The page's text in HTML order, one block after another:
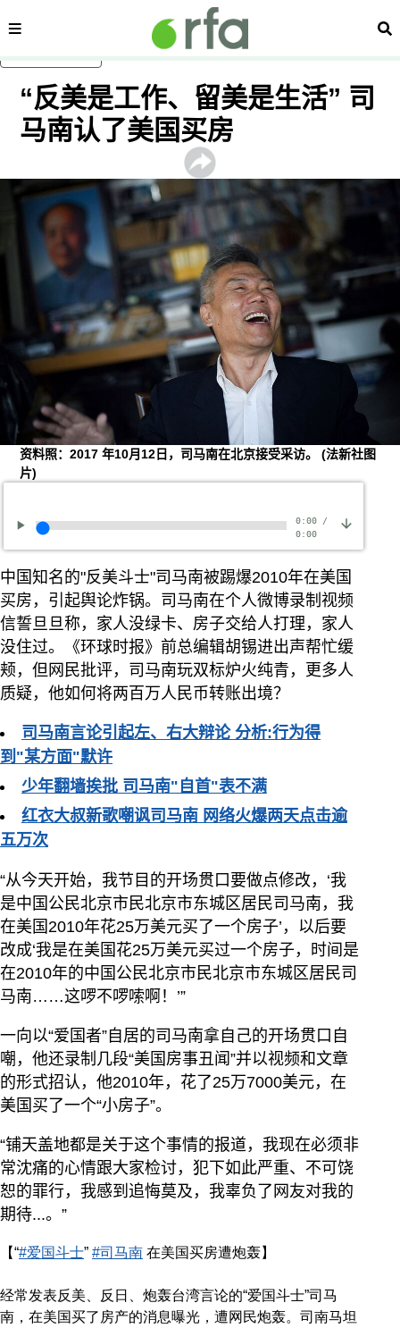
内容分类 搜
“反美是工作、留美是生活” 司
马南认了美国买房
资料照：2017 年10月12日，司马南在北京接受采访。(法新社图
片)
0:00/
0:00
中国知名的"反美斗士"司马南被踢爆2010年在美国
买房，引起舆论炸锅。司马南在个人微博录制视频
信誓旦旦称，家人没绿卡、房子交给人打理，家人
没住过。《环球时报》前总编辑胡锡进出声帮忙缓
颊，但网民批评，司马南玩双标炉火纯青，更多人
质疑，他如何将两百万人民币转账出境？
司马南言论引起左、右大辩论 分析:行为得
到"某方面"默许
少年翻墙挨批 司马南"自首"表不满
红衣大叔新歌嘲讽司马南 网络火爆两天点击逾
五万次
“从今天开始，我节目的开场贯口要做点修改，‘我
是中国公民北京市民北京市东城区居民司马南，我
在美国2010年花25万美元买了一个房子’，以后要
改成‘我是在美国花25万美元买过一个房子，时间是
在2010年的中国公民北京市民北京市东城区居民司
马南……这啰不啰嗦啊！’”
一向以“爱国者”自居的司马南拿自己的开场贯口自
嘲，他还录制几段“美国房事丑闻”并以视频和文章
的形式招认，他2010年，花了25万7000美元，在
美国买了一个“小房子”。
“铺天盖地都是关于这个事情的报道，我现在必须非
常沈痛的心情跟大家检讨，犯下如此严重、不可饶
恕的罪行，我感到追悔莫及，我辜负了网友对我的
期待...。”
【“#爱国斗士” #司马南 在美国买房遭炮轰】
经常发表反美、反日、炮轰台湾言论的“爱国斗士”司马
南，在美国买了房产的消息曝光，遭网民炮轰。司南马坦